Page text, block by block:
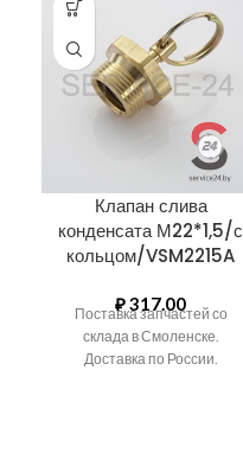
Клапан слива
конденсата М22*1,5/с
кольцом/VSM2215A
₽317.00
Поставка запчастей со
склада в Смоленске.
Доставка по России.